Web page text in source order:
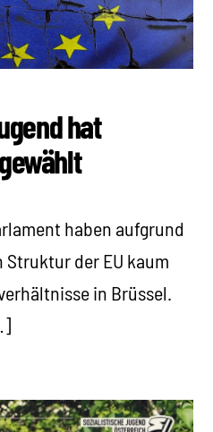
hat
haben aufgrund
der EU kaum
in Brüssel.